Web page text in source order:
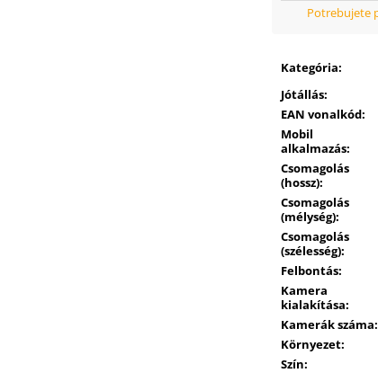
Kategória:
Jótállás:
EAN vonalkód:
Mobil
alkalmazás:
Csomagolás
(hossz):
Csomagolás
(mélység):
Csomagolás
(szélesség):
Felbontás:
Kamera
kialakítása:
Kamerák száma:
Környezet:
Szín: